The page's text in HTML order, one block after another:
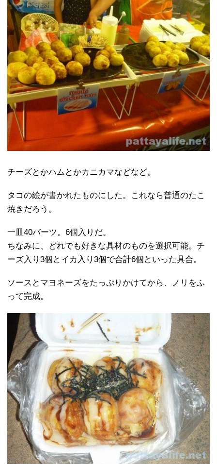
チーズとかハムとかカニカマなどなど。
タコの絵が書かれたものにした。これなら普通のたこ
焼きだろう。
一皿40バーツ。6個入りだ。
ちなみに、どれでも好きな具材のものを選択可能。チ
ーズ入り3個とイカ入り3個で合計6個といった具合。
ソースとマヨネーズをたっぷりかけてから、ノリをふ
って完成。